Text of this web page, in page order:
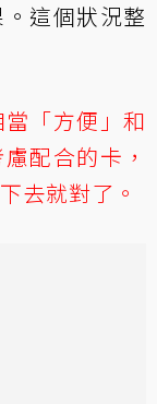
這個狀況整
「方便」和
配合的卡，
去就對了。